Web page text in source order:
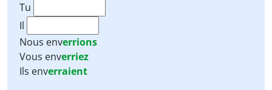
Tu
Il
Nous enverrions
Vous enverriez
Ils enverraient